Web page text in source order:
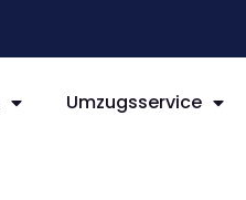
Umzugsservice